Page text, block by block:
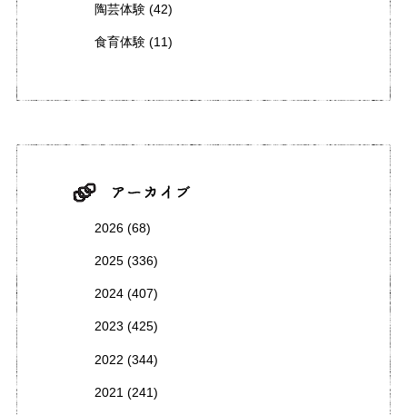
陶芸体験(42)
食育体験(11)
2026(68)
2025(336)
2024(407)
2023 (425)
2022 (344)
2021 (241)